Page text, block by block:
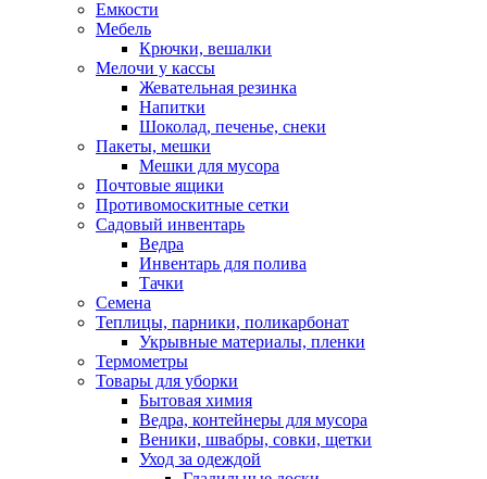
Емкости
Мебель
Крючки, вешалки
Мелочи у кассы
Жевательная резинка
Напитки
Шоколад, печенье, снеки
Пакеты, мешки
Мешки для мусора
Почтовые ящики
Противомоскитные сетки
Садовый инвентарь
Ведра
Инвентарь для полива
Тачки
Семена
Теплицы, парники, поликарбонат
Укрывные материалы, пленки
Термометры
Товары для уборки
Бытовая химия
Ведра, контейнеры для мусора
Веники, швабры, совки, щетки
Уход за одеждой